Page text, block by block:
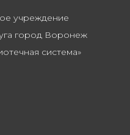
учреждение
город Воронеж
система»